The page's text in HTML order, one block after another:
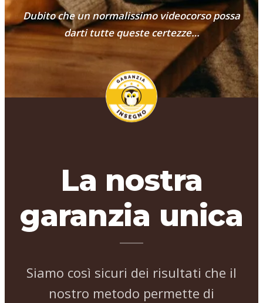
Dubito che un normalissimo videocorso possa
darti tutte queste certezze…
La nostra
garanzia unica
Siamo così sicuri dei risultati che il
nostro metodo permette di